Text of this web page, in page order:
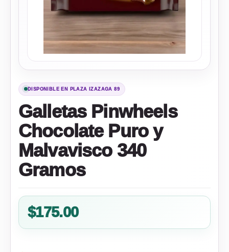
DISPONIBLE EN PLAZA IZAZAGA 89
Galletas Pinwheels
Chocolate Puro y
Malvavisco 340
Gramos
$175.00